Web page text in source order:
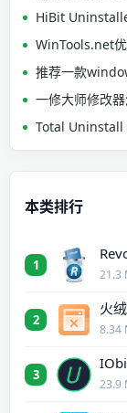
HiBit
WinTools.net
推荐一款
一修大师修改
Total Uninstall
本类排行
1
21.3
2
火
8.34
3
23.9